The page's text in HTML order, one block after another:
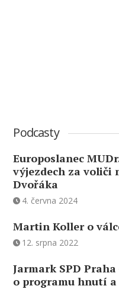
Podcasty
Europoslanec
výjezdech za voliči
Dvořáka
4. června 2024
Martin Koller o
12. srpna 2022
Jarmark SPD
o programu hnutí